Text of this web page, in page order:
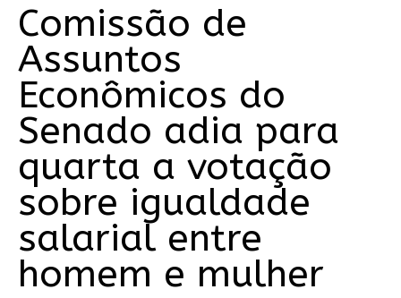
Comissão de
Assuntos
Econômicos do
Senado adia para
quarta a votação
sobre igualdade
salarial entre
homem e mulher